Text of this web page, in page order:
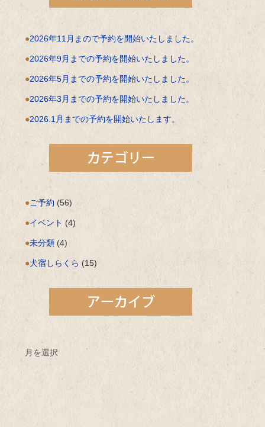
2026年11月まので予約を開始いたしました。
2026年9月までの予約を開始いたしました。
2026年5月までの予約を開始いたしました。
2026年3月までの予約を開始いたしました。
2026.1月までの予約を開始いたします。
ご予約 (56)
イベント (4)
未分類 (4)
犬宿しらくら (15)
月を選択